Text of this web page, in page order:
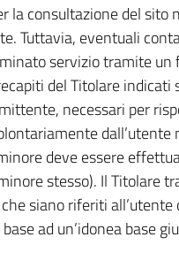
la consultazione del sito
Tuttavia, eventuali
servizio tramite
del Titolare indicati
necessari per
dall’utente
deve essere
stesso). Il Titolare
siano riferiti
ad un’idonea base